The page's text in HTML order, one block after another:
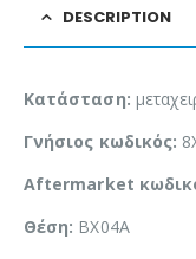
DESCRIPTION
Κατάσταση:
Γνήσιος κωδικός:
Aftermarket
Θέση: BX04A